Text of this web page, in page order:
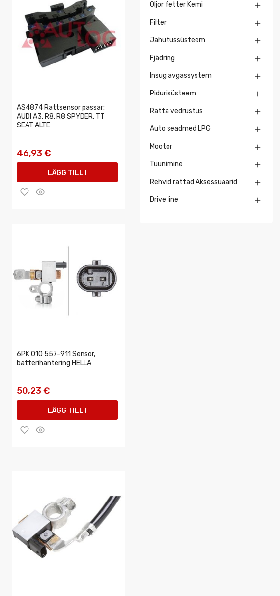
AS4874 Rattsensor passar:
AUDI A3, R8, R8 SPYDER, TT
SEAT ALTE
46,93 €
LÄGG TILL I
VARUKORGEN
6PK 010 557-911 Sensor,
batterihantering HELLA
50,23 €
LÄGG TILL I
VARUKORGEN
Oljor fetter Kemi 
Filter 
Jahutussüsteem 
Fjädring 
Insug avgassystem 
Pidurisüsteem 
Ratta vedrustus 
Auto seadmed LPG 
Mootor 
Tuunimine 
Rehvid rattad Aksessuaarid 
Drive line 